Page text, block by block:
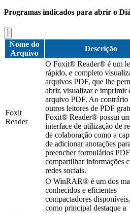
Programas indicados para abrir o
Nome do
Arquivo
Descrição
Foxit
Reader
O Foxit® Reader® é um
rápido, e completo
arquivos PDF, que lhe
abrir, visualizar e imprimir
arquivo PDF. Ao contrário
outros leitores de PDF
Foxit® Reader® possui
interface de utilização de
de colaboração como a
de adicionar anotações
preencher formulários
compartilhar informações
redes sociais.
O WinRAR® é um dos
conhecidos e eficientes
compactadores
como principal destaque a